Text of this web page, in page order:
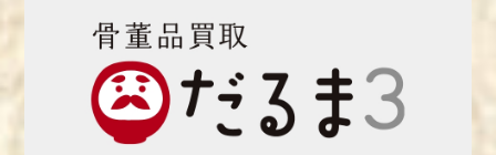
することを強制される「踏み絵」の場面を描い
ており、宗教的迫害を象徴しています。 『絵
踏』には、乳飲み子を抱えた母親や老夫婦、武
士や農民のほか、宣教師とみられる白人や中国
風の人物など、多様な背景を持つ41人の登場人
『睡蓮』シリーズを予感させる重要な作品でも
あります。 印象派を代表するクロード・モネ
クロード・モネは、印象派の代表的な画家で、
屋外で直接自然を観察しながら描く戸外制作の
手法を広めた人物でもあります。 代表作には